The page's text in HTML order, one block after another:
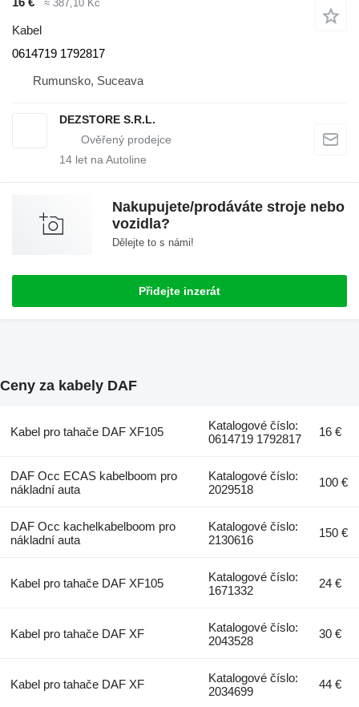
≈ 387,10 Kč
Kabel
0614719 1792817
Rumunsko, Suceava
DEZSTORE S.R.L.
14 let na Autoline
Nakupujete/prodáváte stroje nebo
vozidla?
Dělejte to s námi!
Přidejte inzerát
Ceny za kabely DAF
Kabel pro tahače DAF XF105
Katalogové číslo:
0614719 1792817
16 €
DAF Occ ECAS kabelboom pro
nákladní auta
Katalogové číslo:
2029518
100 €
DAF Occ kachelkabelboom pro
nákladní auta
Katalogové číslo:
2130616
150 €
Kabel pro tahače DAF XF105
Katalogové číslo:
1671332
24 €
Kabel pro tahače DAF XF
Katalogové číslo:
2043528
30 €
Kabel pro tahače DAF XF
Katalogové číslo:
2034699
44 €